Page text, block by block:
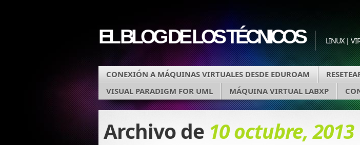
EL BLOG DE LOS TÉCNICOS LINUX |
CONEXIÓN A MÁQUINAS VIRTUALES DESDE EDUROAM
VISUAL PARADIGM FOR UML
MÁQUINA VIRTUAL LABXP
Archivo de 10 octubre, 2013